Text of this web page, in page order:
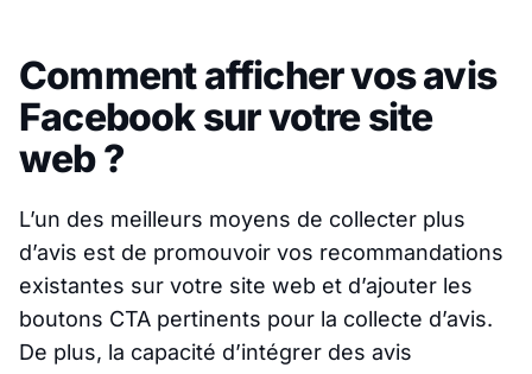
Comment afficher vos avis
Facebook sur votre site
web ?
L’un des meilleurs moyens de collecter plus
d’avis est de promouvoir vos recommandations
existantes sur votre site web et d’ajouter les
boutons CTA pertinents pour la collecte d’avis.
De plus, la capacité d’intégrer des avis